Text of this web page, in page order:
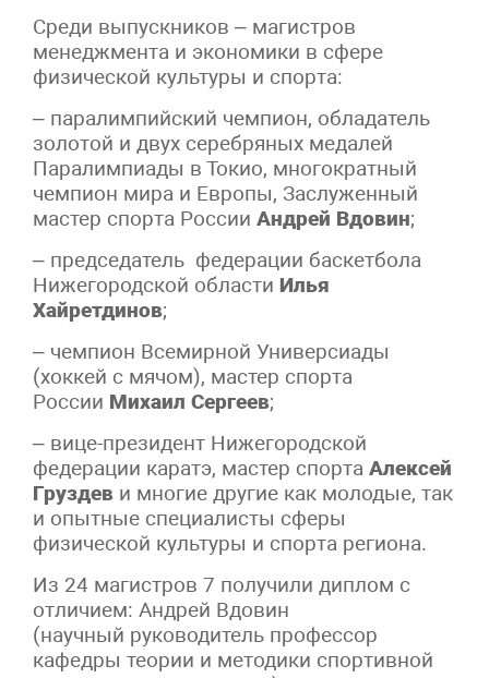
Среди выпускников – магистров
менеджмента и экономики в сфере
физической культуры и спорта:
– паралимпийский чемпион, обладатель
золотой и двух серебряных медалей
Паралимпиады в Токио, многократный
чемпион мира и Европы, Заслуженный
мастер спорта России Андрей Вдовин;
– председатель федерации баскетбола
Нижегородской области Илья
Хайретдинов;
– чемпион Всемирной Универсиады
(хоккей с мячом), мастер спорта
России Михаил Сергеев;
– вице-президент Нижегородской
федерации каратэ, мастер спорта Алексей
Груздев и многие другие как молодые, так
и опытные специалисты сферы
физической культуры и спорта региона.
Из 24 магистров 7 получили диплом с
отличием: Андрей Вдовин
(научный руководитель профессор
кафедры теории и методики спортивной